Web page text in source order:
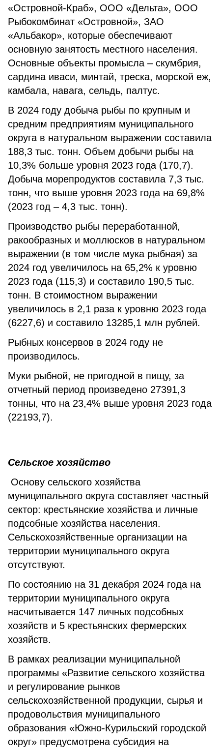
«Островной-Краб», ООО «Дельта», ООО
Рыбокомбинат «Островной», ЗАО
«Альбакор», которые обеспечивают
основную занятость местного населения.
Основные объекты промысла – скумбрия,
сардина иваси, минтай, треска, морской еж,
камбала, навага, сельдь, палтус.
В 2024 году добыча рыбы по крупным и
средним предприятиям муниципального
округа в натуральном выражении составила
188,3 тыс. тонн. Объем добычи рыбы на
10,3% больше уровня 2023 года (170,7).
Добыча морепродуктов составила 7,3 тыс.
тонн, что выше уровня 2023 года на 69,8%
(2023 год – 4,3 тыс. тонн).
Производство рыбы переработанной,
ракообразных и моллюсков в натуральном
выражении (в том числе мука рыбная) за
2024 год увеличилось на 65,2% к уровню
2023 года (115,3) и составило 190,5 тыс.
тонн. В стоимостном выражении
увеличилось в 2,1 раза к уровню 2023 года
(6227,6) и составило 13285,1 млн рублей.
Рыбных консервов в 2024 году не
производилось.
Муки рыбной, не пригодной в пищу, за
отчетный период произведено 27391,3
тонны, что на 23,4% выше уровня 2023 года
(22193,7).
Сельское хозяйство
Основу сельского хозяйства
муниципального округа составляет частный
сектор: крестьянские хозяйства и личные
подсобные хозяйства населения.
Сельскохозяйственные организации на
территории муниципального округа
отсутствуют.
По состоянию на 31 декабря 2024 года на
территории муниципального округа
насчитывается 147 личных подсобных
хозяйств и 5 крестьянских фермерских
хозяйств.
В рамках реализации муниципальной
программы «Развитие сельского хозяйства
и регулирование рынков
сельскохозяйственной продукции, сырья и
продовольствия муниципального
образования «Южно-Курильский городской
округ» предусмотрена субсидия на